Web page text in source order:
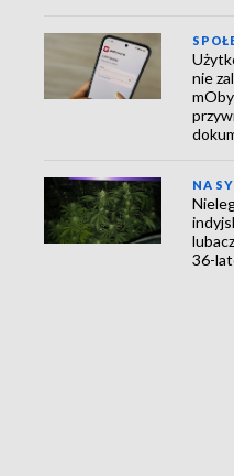
nie
NA
36-